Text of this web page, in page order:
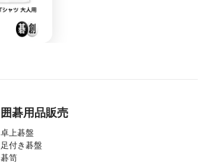
囲碁用品販売
卓上碁盤
足付き碁盤
碁笥